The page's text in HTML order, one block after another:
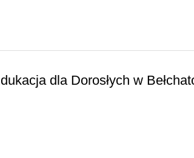
dla Dorosłych w